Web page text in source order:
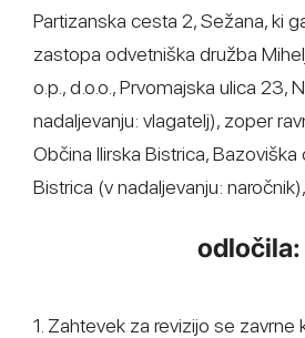
Partizanska cesta 2, Sežana, ki
zastopa odvetniška družba
o.p., d.o.o., Prvomajska ulica 23,
nadaljevanju: vlagatelj), zoper
Občina Ilirska Bistrica, Bazoviška
Bistrica (v nadaljevanju:
odločila:
1. Zahtevek za revizijo se zavrne